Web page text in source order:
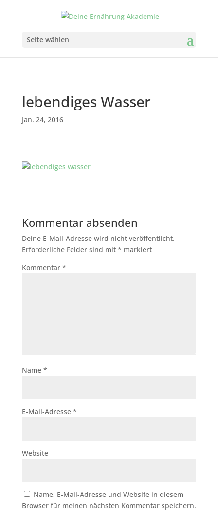
Seite wählen
lebendiges Wasser
Jan. 24, 2016
Kommentar absenden
Deine E-Mail-Adresse wird nicht veröffentlicht.
Erforderliche Felder sind mit * markiert
Kommentar *
Name *
E-Mail-Adresse *
Website
Name, E-Mail-Adresse und Website in diesem
Browser für meinen nächsten Kommentar speichern.